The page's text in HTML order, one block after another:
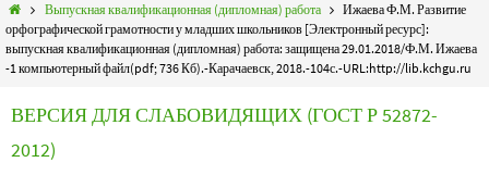
Выпускная квалификационная (дипломная) работа
Ижаева Ф.М. Развитие
орфографической грамотности у младших школьников [Электронный ресурс]:
выпускная квалификационная (дипломная) работа: защищена 29.01.2018/Ф.М. Ижаева
-1 компьютерный файл(pdf; 736 Кб).-Карачаевск, 2018.-104с.-URL:http://lib.kchgu.ru
ВЕРСИЯ ДЛЯ СЛАБОВИДЯЩИХ (ГОСТ Р 52872-
2012)